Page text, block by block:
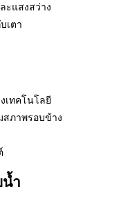
ะแสงสว่าง
เตา
เทคโนโลยี
สภาพรอบข้าง
น้ำ